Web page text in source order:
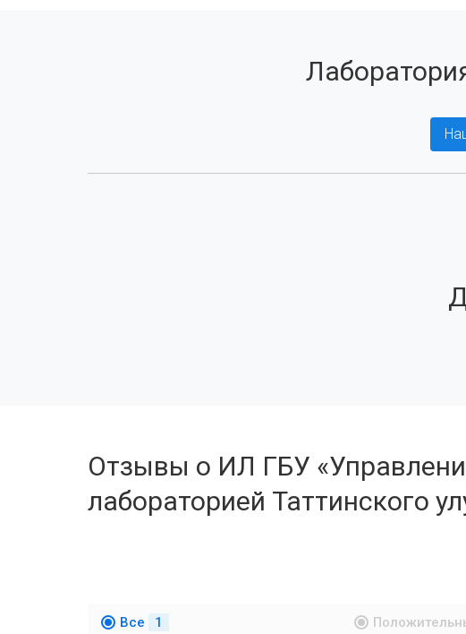
Отзывы о ИЛ ГБУ
лабораторией Таттинского
Все 1